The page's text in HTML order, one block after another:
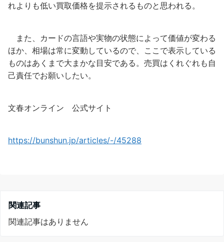
れよりも低い買取価格を提示されるものと思われる。
また、カードの言語や実物の状態によって価値が変わる
ほか、相場は常に変動しているので、ここで表示している
ものはあくまで大まかな目安である。売買はくれぐれも自
己責任でお願いしたい。
文春オンライン 公式サイト
https://bunshun.jp/articles/-/45288
関連記事
関連記事はありません